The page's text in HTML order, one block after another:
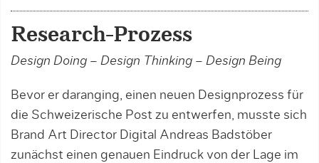
Research-Prozess
Design Doing – Design Thinking – Design Being
Bevor er daranging, einen neuen Designprozess für
die Schweizerische Post zu entwerfen, musste sich
Brand Art Director Digital Andreas Badstöber
zunächst einen genauen Eindruck von der Lage im